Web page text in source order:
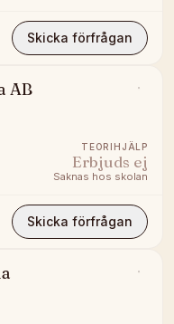
Skicka förfrågan
AB
TEORIHJÄLP
Erbjuds ej
Saknas hos skolan
Skicka förfrågan